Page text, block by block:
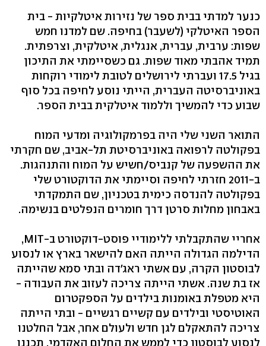
כנער למדתי בבית ספר של נזירות איטלקיות - בית
הספר האיטלקי (לשעבר) בחיפה. שם למדנו חמש
שפות: ערבית, עברית, אנגלית, איטלקית, וצרפתית.
תמיד אהבתי מאוד שפות. גם כשסיימתי את התיכון
בגיל 17.5 ועברתי לירושלים לטובת לימודי רוקחות
באוניברסיטה העברית, הייתי נוסע לחיפה בכל סוף
שבוע כדי להמשיך וללמוד איטלקית בבית הספר.
התואר השני שלי היה בפרמקולוגיה ומדעי המוח
בפקולטה לרפואה באוניברסיטת תל-אביב, שם חקרתי
את ההשפעה של קנביס/חשיש על המוח והתנהגות.
ב-2011 חזרתי לחיפה וסיימתי את הדוקטורט שלי
בפקולטה להנדסה כימית בטכניון, שם התמקדתי
באבחון מחלות סרטן דרך חומרים הנפלטים בנשימה.
אחריי שהתקבלתי ללימודיי פוסט-דוקטורט ב-MIT,
הדילמה הגדולה הייתה האם להישאר בארץ או לנסוע
לבוסטון הקרה, עם אשתי ראג'דה ובתי סמא שהייתה
אז בת שנה. אשתי הייתה צריכה לעזוב את העבודה -
היא מטפלת באומנות בילדים על הספקטרום
האוטיסטי ובילדים עם קשיים רגשיים - ובתי הייתה
צריכה להתאקלם לגן חדש ולעולם אחר, אבל החלטנו
לנסוע לבוסטון כדי לממש את החלום האקדמי. תכננו